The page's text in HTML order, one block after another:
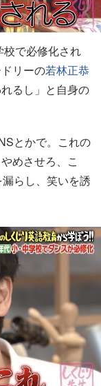
で必修化され
リーの若林正恭
るし」と自身の
とかで。これの
めさせろ、こ
らし、笑いを誘